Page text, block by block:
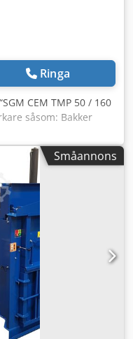
Ringa
CEM TMP 50 / 160
såsom: Bakker
Vår kompletta
Dedpfx Amsggfhgj
50/160 HG L x Ø: 1.600
/ 1,5 kW – 26
Småannons